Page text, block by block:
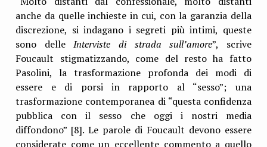
anche da quelle inchieste in cui, con la garanzia della
discrezione, si indagano i segreti più intimi, queste
sono delleInterviste di strada sull’amore”, scrive
Foucault stigmatizzando, come del resto ha fatto
Pasolini, la trasformazione profonda dei modi di
essere e di porsi in rapporto al “sesso”; una
trasformazione contemporanea di “questa confidenza
pubblica con il sesso che oggi i nostri media
diffondono” [8]. Le parole di Foucault devono essere
considerate come un eccellente commento a quello